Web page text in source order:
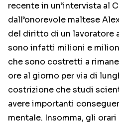
recente in un’intervista al
dall’onorevole maltese
del diritto di un lavoratore
sono infatti milioni e
che sono costretti a
ore al giorno per via di
costrizione che studi
avere importanti
mentale. Insomma, gli